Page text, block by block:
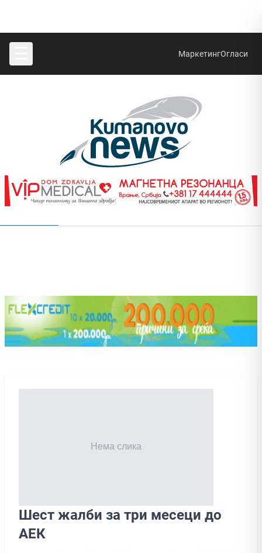
МаркетингОгласи
Шест жалби за три месеци до
АЕК